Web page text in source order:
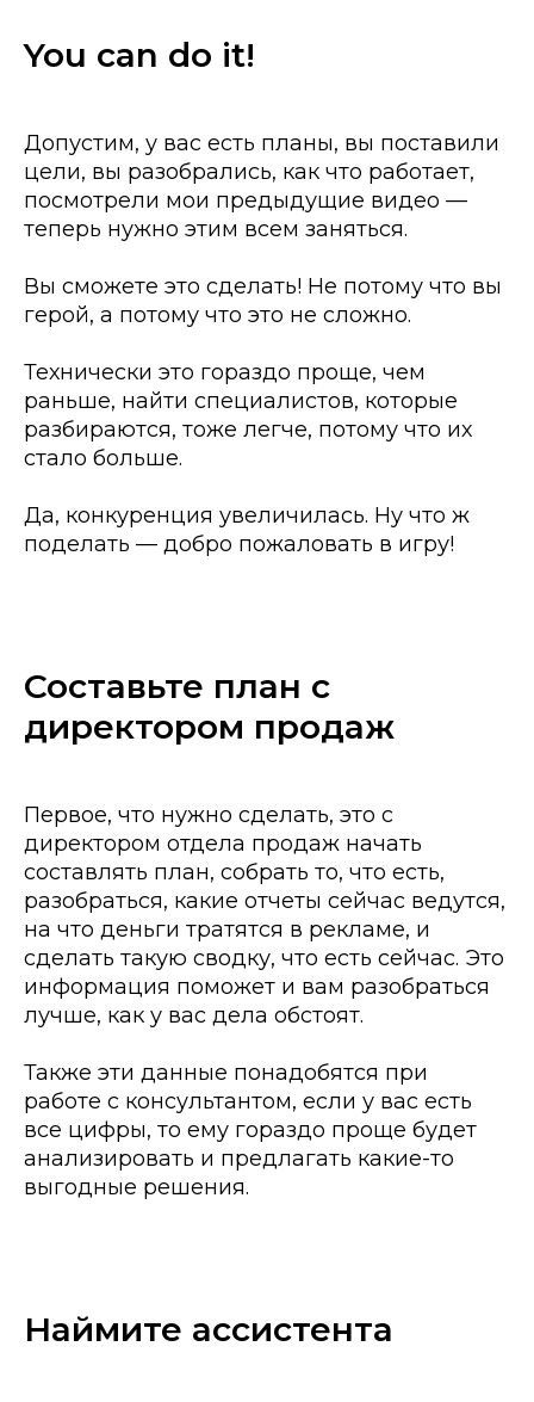
You can do it!
Допустим, у вас есть планы, вы поставили
цели, вы разобрались, как что работает,
посмотрели мои предыдущие видео —
теперь нужно этим всем заняться.
Вы сможете это сделать! Не потому что вы
герой, а потому что это не сложно.
Технически это гораздо проще, чем
раньше, найти специалистов, которые
разбираются, тоже легче, потому что их
стало больше.
Да, конкуренция увеличилась. Ну что ж
поделать — добро пожаловать в игру!
Составьте план с
директором продаж
Первое, что нужно сделать, это с
директором отдела продаж начать
составлять план, собрать то, что есть,
разобраться, какие отчеты сейчас ведутся,
на что деньги тратятся в рекламе, и
сделать такую сводку, что есть сейчас. Это
информация поможет и вам разобраться
лучше, как у вас дела обстоят.
Также эти данные понадобятся при
работе с консультантом, если у вас есть
все цифры, то ему гораздо проще будет
анализировать и предлагать какие-то
выгодные решения.
Наймите ассистента